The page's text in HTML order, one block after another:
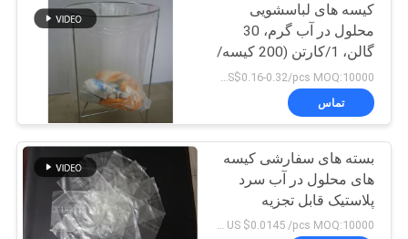
اخبار
درخواست
نقل قول
نقشه
سایت
کیسه های لباسشویی
محلول در آب گرم، 30
گالن، 1/کارتن (200 کیسه/
کارتن)
تماس
بسته های سفارشی کیسه
های محلول در آب سرد
پلاستیک قابل تجزیه
US $0.0145 /pcs MOQ:10000 عدد